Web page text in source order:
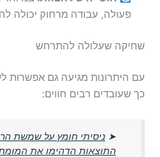
פעולה, עבודה מרחוק יכולה
שחיקה שעלולה להתרחש
עם היתרונות מגיעה גם אפשרות
כך שעובדים רבים חווים:
➤ניסיתי חומץ על שמשת
התוצאות הדהימו את